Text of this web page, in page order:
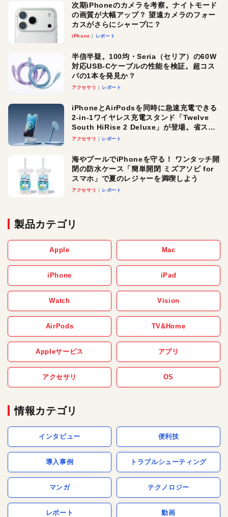
次期iPhoneのカメラを考察。ナイトモード
の画質が大幅アップ？ 望遠カメラのフォー
カスがさらにシャープに？
iPhone レポート
半信半疑。100均・Seria（セリア）の60W
対応USB-Cケーブルの性能を検証。超コス
パの1本を発見か？
アクセサリ レポート
iPhoneとAirPodsを同時に急速充電できる
2-in-1ワイヤレス充電スタンド「Twelve
South HiRise 2 Deluxe」が登場。省スペ
ースでおしゃれに充電したい人にオスス
アクセサリ レポート
海やプールでiPhoneを守る！ ワンタッチ開
閉の防水ケース「簡単開閉 ミズアソビ for
スマホ」で夏のレジャーを満喫しよう
アクセサリ レポート
製品カテゴリ
Apple Mac
iPhone iPad
Watch Vision
AirPods TV&Home
Appleサービス アプリ
アクセサリ OS
情報カテゴリ
インタビュー 便利技
導入事例 トラブルシューティング
マンガ テクノロジー
レポート 動画